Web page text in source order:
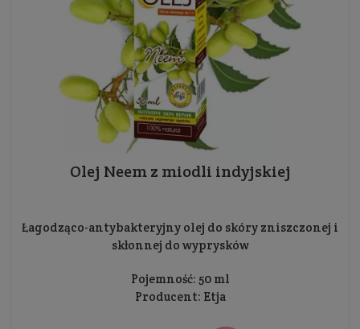
Olej Neem z miodli indyjskiej
Łagodząco-antybakteryjny olej do skóry zniszczonej i
skłonnej do wyprysków
Pojemność: 50 ml
Producent: Etja